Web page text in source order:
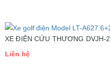
XE ĐIỆN CỨU THƯƠNG DVJH-2
Liên hệ